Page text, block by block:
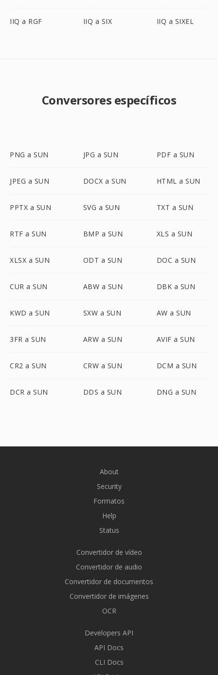
IIQ a RGF IIQ a SIX IIQ a SIXEL
Conversores específicos
PNG a SUN JPG a SUN PDF a SUN
JPEG a SUN DOCX a SUN HTML a SUN
PPTX a SUN SVG a SUN TXT a SUN
RTF a SUN BMP a SUN XLS a SUN
XLSX a SUN ODT a SUN DOC a SUN
CUR a SUN ABW a SUN DBK a SUN
KWD a SUN SXW a SUN AW a SUN
3FR a SUN ARW a SUN AVIF a SUN
CR2 a SUN CRW a SUN DCM a SUN
DCR a SUN DDS a SUN DNG a SUN
About
Security
Formatos
Help
Status
Convertidor de vídeo
Convertidor de audio
Convertidor de documentos
Convertidor de imágenes
OCR
Developers API
API Docs
CLI Docs